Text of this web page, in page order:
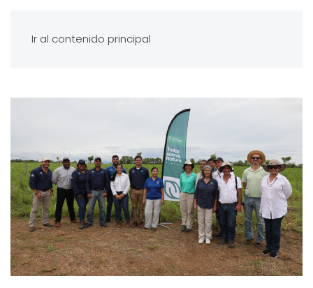
Ir al contenido principal